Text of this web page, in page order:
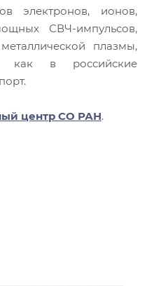
электронов, ионов,
СВЧ-импульсов,
плазмы,
как в российские
центр СО РАН.